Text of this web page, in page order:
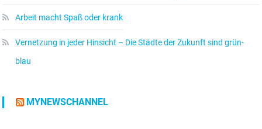
Arbeit macht Spaß oder krank
Vernetzung in jeder Hinsicht – Die Städte der Zukunft sind grün-
blau
MYNEWSCHANNEL